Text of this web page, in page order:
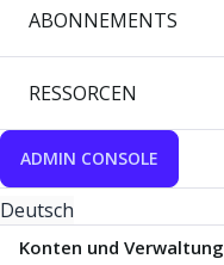
ABONNEMENTS
RESSORCEN
ADMIN CONSOLE
Deutsch
Konten und Verwaltung